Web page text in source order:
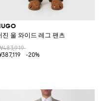
진 울 와이드 레그 팬츠
-20%